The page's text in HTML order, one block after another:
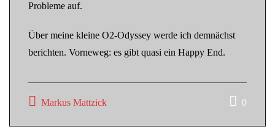
Probleme auf.
Über meine kleine O2-Odyssey werde ich demnächst
berichten. Vorneweg: es gibt quasi ein Happy End.
Markus Mattzick 0